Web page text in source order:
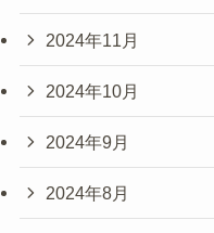
2024年11月
2024年10月
2024年9月
2024年8月